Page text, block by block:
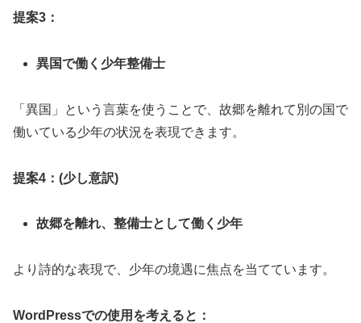
提案3：
異国で働く少年整備士
「異国」という言葉を使うことで、故郷を離れて別の国で
働いている少年の状況を表現できます。
提案4：(少し意訳)
故郷を離れ、整備士として働く少年
より詩的な表現で、少年の境遇に焦点を当てています。
WordPressでの使用を考えると：